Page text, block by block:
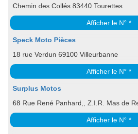
Chemin des Collés 83440 Tourettes
Afficher le N° *
Speck Moto Pièces
18 rue Verdun 69100 Villeurbanne
Afficher le N° *
Surplus Motos
68 Rue René Panhard,, Z.I.R. Mas de
Afficher le N° *